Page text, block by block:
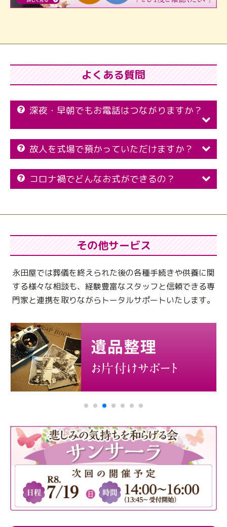
よくある質問
深夜・早朝でもお電話はつながりますか？
故人を式場で預かっていただけますか？
コロナ禍でどんなお式ができるの？
その他サービス
永田屋では葬儀を終えられた後の各種手続きや供養に関
する様々な相談も、 経験豊富なスタッフと信頼できる専
門家と連携を取りながらトータルサポートいたします。